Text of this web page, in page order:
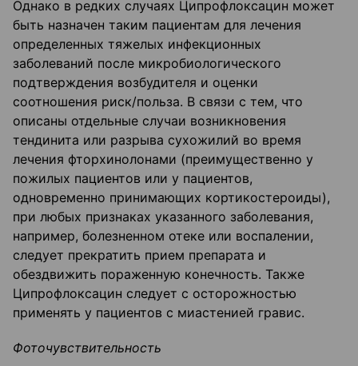
Однако в редких случаях Ципрофлоксацин может
быть назначен таким пациентам для лечения
определенных тяжелых инфекционных
заболеваний после микробиологического
подтверждения возбудителя и оценки
соотношения риск/польза. В связи с тем, что
описаны отдельные случаи возникновения
тендинита или разрыва сухожилий во время
лечения фторхинолонами (преимущественно у
пожилых пациентов или у пациентов,
одновременно принимающих кортикостероиды),
при любых признаках указанного заболевания,
например, болезненном отеке или воспалении,
следует прекратить прием препарата и
обездвижить пораженную конечность. Также
Ципрофлоксацин следует с осторожностью
применять у пациентов с миастенией гравис.
Фоточувствительность